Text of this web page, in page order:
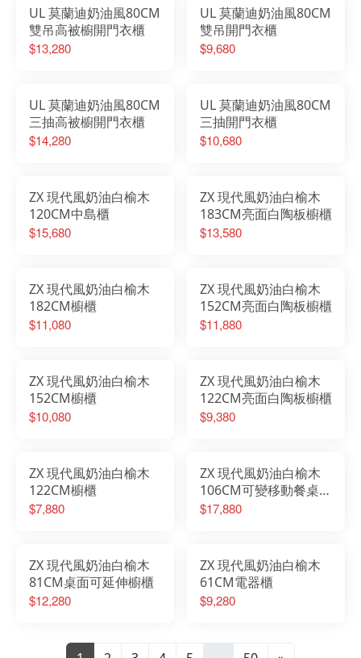
UL 莫蘭迪奶油風80CM
雙吊高被櫥開門衣櫃
$13,280
UL 莫蘭迪奶油風80CM
雙吊開門衣櫃
$9,680
UL 莫蘭迪奶油風80CM
三抽高被櫥開門衣櫃
$14,280
UL 莫蘭迪奶油風80CM
三抽開門衣櫃
$10,680
ZX 現代風奶油白榆木
120CM中島櫃
$15,680
ZX 現代風奶油白榆木
183CM亮面白陶板櫥櫃
$13,580
ZX 現代風奶油白榆木
182CM櫥櫃
$11,080
ZX 現代風奶油白榆木
152CM亮面白陶板櫥櫃
$11,880
ZX 現代風奶油白榆木
152CM櫥櫃
$10,080
ZX 現代風奶油白榆木
122CM亮面白陶板櫥櫃
$9,380
ZX 現代風奶油白榆木
122CM櫥櫃
$7,880
ZX 現代風奶油白榆木
106CM可變移動餐桌櫥
櫃 (附插座)
$17,880
ZX 現代風奶油白榆木
81CM桌面可延伸櫥櫃
$12,280
ZX 現代風奶油白榆木
61CM電器櫃
$9,280